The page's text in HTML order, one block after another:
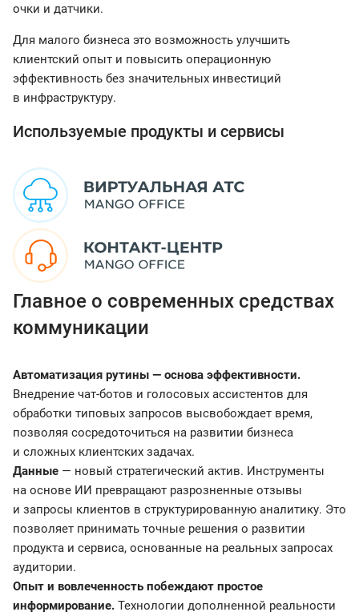
очки и датчики.
Для малого бизнеса это возможность улучшить
клиентский опыт и повысить операционную
эффективность без значительных инвестиций
в инфраструктуру.
Используемые продукты и сервисы
Главное о современных средствах
коммуникации
Автоматизация рутины — основа эффективности.
Внедрение чат-ботов и голосовых ассистентов для
обработки типовых запросов высвобождает время,
позволяя сосредоточиться на развитии бизнеса
и сложных клиентских задачах.
Данные — новый стратегический актив. Инструменты
на основе ИИ превращают разрозненные отзывы
и запросы клиентов в структурированную аналитику. Это
позволяет принимать точные решения о развитии
продукта и сервиса, основанные на реальных запросах
аудитории.
Опыт и вовлеченность побеждают простое
информирование. Технологии дополненной реальности